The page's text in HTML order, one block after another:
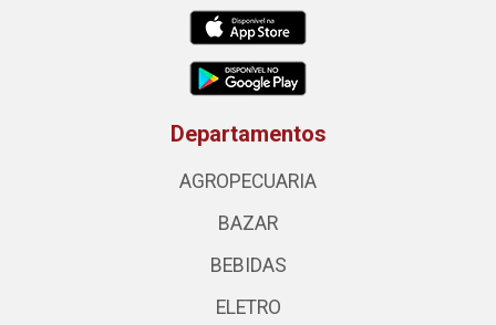
Departamentos
AGROPECUARIA
BAZAR
BEBIDAS
ELETRO